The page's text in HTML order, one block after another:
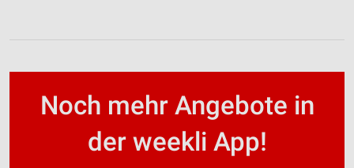
Noch mehr Angebote in
der weekli App!